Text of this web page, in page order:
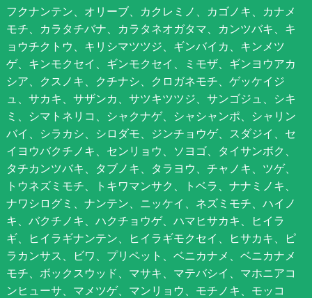
フクナンテン、オリーブ、カクレミノ、カゴノキ、カナメ
モチ、カラタチバナ、カラタネオガタマ、カンツバキ、キ
ョウチクトウ、キリシマツツジ、ギンバイカ、キンメツ
ゲ、キンモクセイ、ギンモクセイ、ミモザ、ギンヨウアカ
シア、クスノキ、クチナシ、クロガネモチ、ゲッケイジ
ュ、サカキ、サザンカ、サツキツツジ、サンゴジュ、シキ
ミ、シマトネリコ、シャクナゲ、シャシャンポ、シャリン
バイ、シラカシ、シロダモ、ジンチョウゲ、スダジイ、セ
イヨウバクチノキ、センリョウ、ソヨゴ、タイサンボク、
タチカンツバキ、タブノキ、タラヨウ、チャノキ、ツゲ、
トウネズミモチ、トキワマンサク、トベラ、ナナミノキ、
ナワシログミ、ナンテン、ニッケイ、ネズミモチ、ハイノ
キ、バクチノキ、ハクチョウゲ、ハマヒサカキ、ヒイラ
ギ、ヒイラギナンテン、ヒイラギモクセイ、ヒサカキ、ピ
ラカンサス、ビワ、プリペット、ベニカナメ、ベニカナメ
モチ、ボックスウッド、マサキ、マテバシイ、マホニアコ
ンヒューサ、マメツゲ、マンリョウ、モチノキ、モッコ